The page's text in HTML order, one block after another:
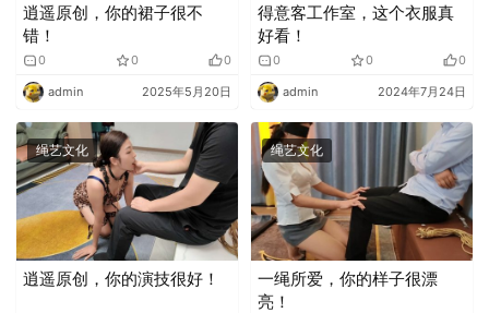
逍遥原创，你的裙子很不
错！
0 0 0
admin 2025年5月20日
得意客工作室，这个衣服真
好看！
0 0 0
admin 2024年7月24日
绳艺文化
逍遥原创，你的演技很好！
绳艺文化
一绳所爱，你的样子很漂
亮！